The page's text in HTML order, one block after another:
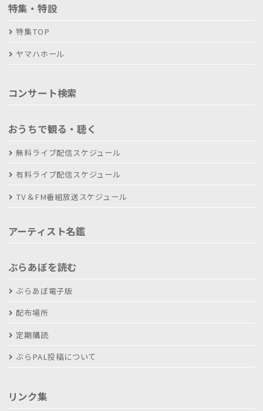
特集・特設
特集TOP
ヤマハホール
コンサート検索
おうちで観る・聴く
無料ライブ配信スケジュール
有料ライブ配信スケジュール
TV＆FM番組放送スケジュール
アーティスト名鑑
ぶらあぼを読む
ぶらあぼ電子版
配布場所
定期購読
ぶらPAL投稿について
リンク集